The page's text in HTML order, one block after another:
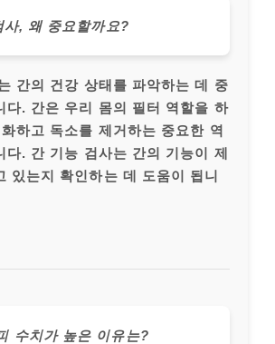
사, 왜 중요할까요?
간의 건강 상태를 파악하는 데 중
다. 간은 우리 몸의 필터 역할을 하
하고 독소를 제거하는 중요한 역
다. 간 기능 검사는 간의 기능이 제
있는지 확인하는 데 도움이 됩니
수치가 높은 이유는?